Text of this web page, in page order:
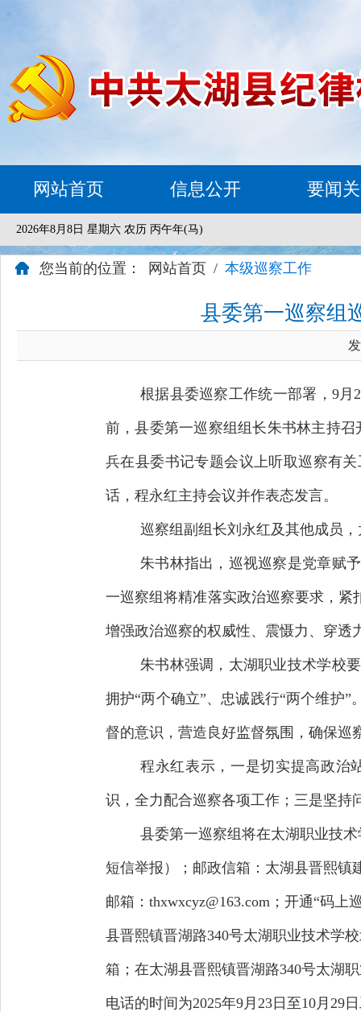
网站首页 信息公开 要闻
2026年8月8日 星期六 农历 丙午年(马)
您当前的位置： 网站首页 / 本级巡察工作
县委第一巡察组
根据县委巡察工作统一部署，9
前，县委第一巡察组组长朱书林主持召
兵在县委书记专题会议上听取巡察有
话，程永红主持会议并作表态发言。
巡察组副组长刘永红及其他成员
朱书林指出，巡视巡察是党章赋
一巡察组将精准落实政治巡察要求，紧
增强政治巡察的权威性、震慑力、穿透
朱书林强调，太湖职业技术学校
拥护“两个确立”、忠诚践行“两个维护
督的意识，营造良好监督氛围，确保巡
程永红表示，一是切实提高政治
识，全力配合巡察各项工作；三是坚持
县委第一巡察组将在太湖职业技
短信举报）；邮政信箱：太湖县晋熙镇
邮箱：thxwxcyz@163.com；开通“码
县晋熙镇晋湖路340号太湖职业技术学
箱；在太湖县晋熙镇晋湖路340号太湖
电话的时间为2025年9月23日至10月29